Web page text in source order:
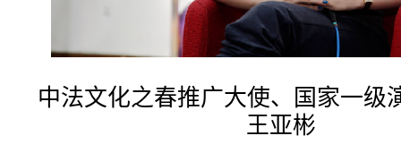
中法文化之春推广大使、国家一级
王亚彬